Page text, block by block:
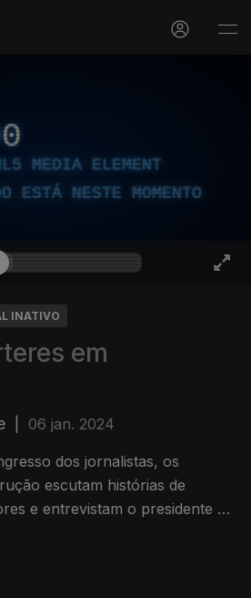
MEDIA ELEMENT
ESTÁ NESTE MOMENTO
INATIVO
em
06 jan. 2024
dos jornalistas, os
escutam histórias de
e entrevistam o presidente do